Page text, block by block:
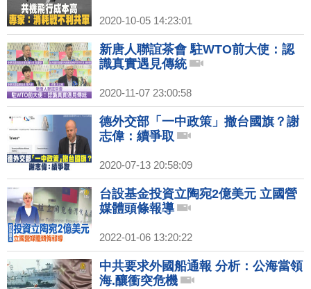
2020-10-05 14:23:01
新唐人聯誼茶會 駐WTO前大使：認
識真實遇見傳統
2020-11-07 23:00:58
德外交部「一中政策」撤台國旗？謝
志偉：續爭取
2020-07-13 20:58:09
台設基金投資立陶宛2億美元 立國營
媒體頭條報導
2022-01-06 13:20:22
中共要求外國船通報 分析：公海當領
海.釀衝突危機